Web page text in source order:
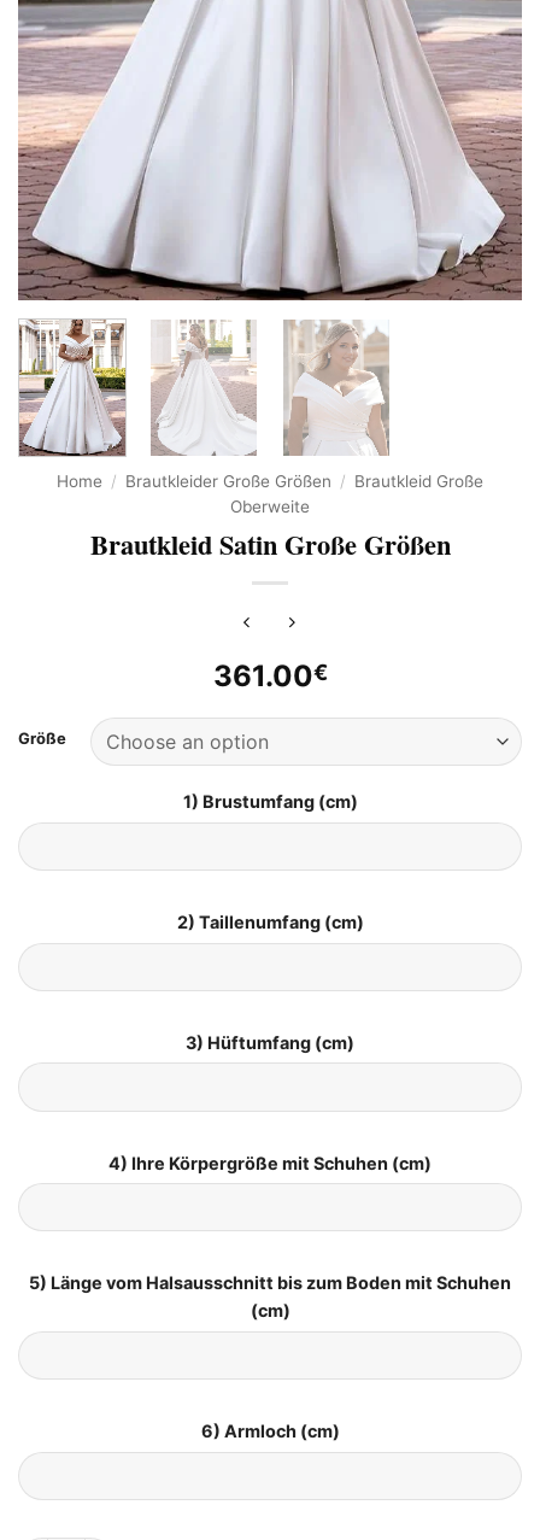
Home / Brautkleider Große Größen / Brautkleid Große
Oberweite
Brautkleid Satin Große Größen
361.00€
Größe
1) Brustumfang (cm)
2) Taillenumfang (cm)
3) Hüftumfang (cm)
4) Ihre Körpergröße mit Schuhen (cm)
5) Länge vom Halsausschnitt bis zum Boden mit Schuhen
(cm)
6) Armloch (cm)